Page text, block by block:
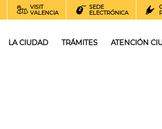
VISIT
VALENCIA
SEDE
ELECTRÓNICA
LA CIUDAD TRÁMITES ATENCIÓN